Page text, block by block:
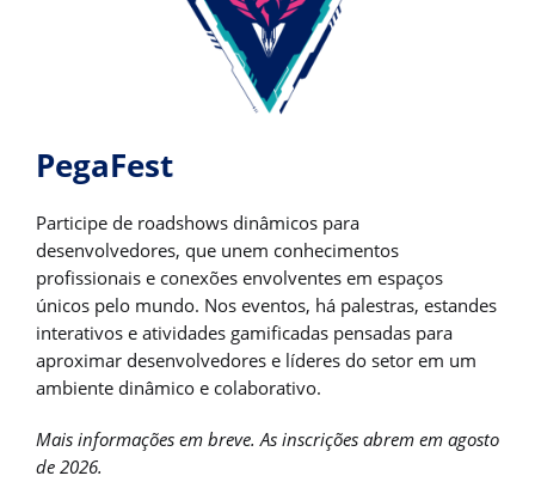
PegaFest
Participe de roadshows dinâmicos para
desenvolvedores, que unem conhecimentos
profissionais e conexões envolventes em espaços
únicos pelo mundo. Nos eventos, há palestras, estandes
interativos e atividades gamificadas pensadas para
aproximar desenvolvedores e líderes do setor em um
ambiente dinâmico e colaborativo.
Mais informações em breve. As inscrições abrem em agosto
de 2026.